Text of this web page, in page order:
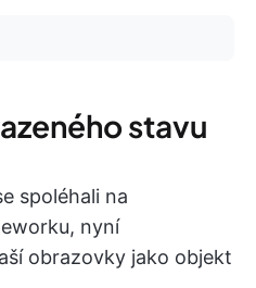
stavu
spoléhali na
nyní
obrazovky jako objekt